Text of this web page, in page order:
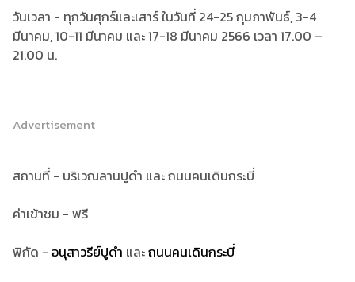
วันเวลา - ทุกวันศุกร์และเสาร์ ในวันที่ 24-25 กุมภาพันธ์, 3-4
มีนาคม, 10-11 มีนาคม และ 17-18 มีนาคม 2566 เวลา 17.00 –
21.00 น.
Advertisement
สถานที่ - บริเวณลานปูดำ และ ถนนคนเดินกระบี่
ค่าเข้าชม - ฟรี
พิกัด - อนุสาวรีย์ปูดำ และถนนคนเดินกระบี่